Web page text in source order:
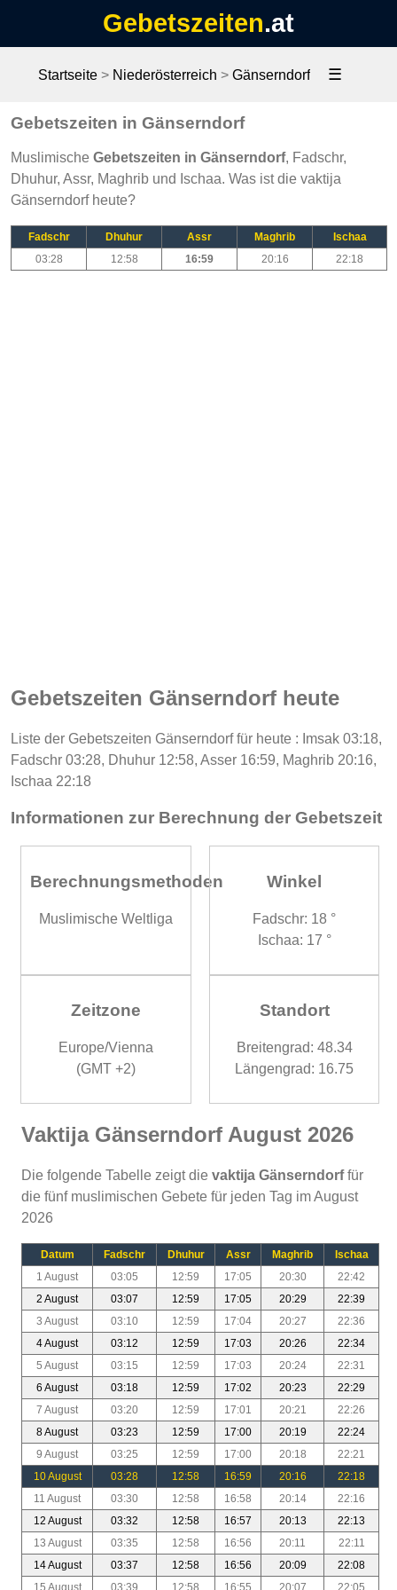
Gebetszeiten.at
Startseite> Niederösterreich > Gänserndorf ☰
Gebetszeiten in Gänserndorf
Muslimische Gebetszeiten in Gänserndorf, Fadschr,
Dhuhur, Assr, Maghrib und Ischaa. Was ist die vaktija
Gänserndorf heute?
Fadschr Dhuhur Assr Maghrib
Ischaa
03:28
12:58 16:59 20:16 22:18
Gebetszeiten Gänserndorf heute
Liste der Gebetszeiten Gänserndorf für heute : Imsak 03:18,
Fadschr 03:28, Dhuhur 12:58, Asser 16:59, Maghrib 20:16,
Ischaa 22:18
Informationen zur Berechnung der Gebetszeit
Berechnungsmethoden
Muslimische Weltliga
Winkel
Fadschr: 18 °
Ischaa: 17 °
Zeitzone
Europe/Vienna
(GMT +2)
Standort
Breitengrad: 48.34
Längengrad: 16.75
Vaktija Gänserndorf August 2026
Die folgende Tabelle zeigt die vaktija Gänserndorffür
die fünf muslimischen Gebete für jeden Tag im August
2026
Datum Fadschr Dhuhur Assr Maghrib
Ischaa
1 August
03:05 12:59 17:05 20:30
22:42
2 August
03:07 12:59 17:05 20:29
22:39
3 August
03:10 12:59 17:04 20:27
22:36
4 August
03:12 12:59 17:03 20:26
22:34
5 August
03:15 12:59 17:03 20:24
22:31
6 August
03:18 12:59 17:02 20:23
22:29
7 August
03:20 12:59 17:01 20:21
22:26
8 August
03:23 12:59 17:00 20:19
22:24
9 August
03:25 12:59 17:00 20:18
22:21
10 August
03:28 12:58 16:59 20:16
22:18
11 August
03:30 12:58 16:58 20:14
22:16
12 August
03:32 12:58 16:57 20:13
22:13
13 August
03:35 12:58 16:56 20:11
22:11
14 August
03:37 12:58 16:56 20:09
22:08
15 August
03:39 12:58 16:55 20:07 22:05